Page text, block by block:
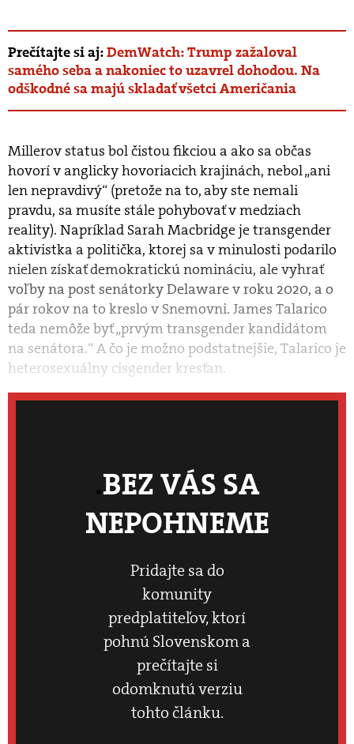
Prečítajte si aj:DemWatch: Trump zažaloval
samého seba a nakoniec to uzavrel dohodou. Na
odškodné sa majú skladať všetci Američania
Millerov status bol čistou fikciou a ako sa občas
hovorí v anglicky hovoriacich krajinách, nebol „ani
len nepravdivý“ (pretože na to, aby ste nemali
pravdu, sa musíte stále pohybovať v medziach
reality). Napríklad Sarah Macbridge je transgender
aktivistka a politička, ktorej sa v minulosti podarilo
nielen získať demokratickú nomináciu, ale vyhrať
voľby na post senátorky Delaware v roku 2020, a o
pár rokov na to kreslo v Snemovni. James Talarico
teda nemôže byť „prvým transgender kandidátom
na senátora.“ A čo je možno podstatnejšie, Talarico je
heterosexuálny cisgender kresťan.
BEZ VÁS SA
NEPOHNEME
Pridajte sa do
komunity
predplatiteľov, ktorí
pohnú Slovenskom a
prečítajte si
odomknutú verziu
tohto článku.